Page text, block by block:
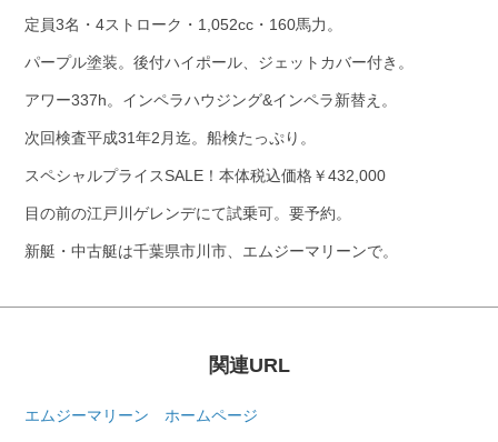
定員3名・4ストローク・1,052cc・160馬力。
パープル塗装。後付ハイポール、ジェットカバー付き。
アワー337h。インペラハウジング&インペラ新替え。
次回検査平成31年2月迄。船検たっぷり。
スペシャルプライスSALE！本体税込価格￥432,000
目の前の江戸川ゲレンデにて試乗可。要予約。
新艇・中古艇は千葉県市川市、エムジーマリーンで。
関連URL
エムジーマリーン ホームページ